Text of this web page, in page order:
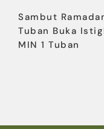
Sambut
Tuban Buka
MIN 1 Tuban